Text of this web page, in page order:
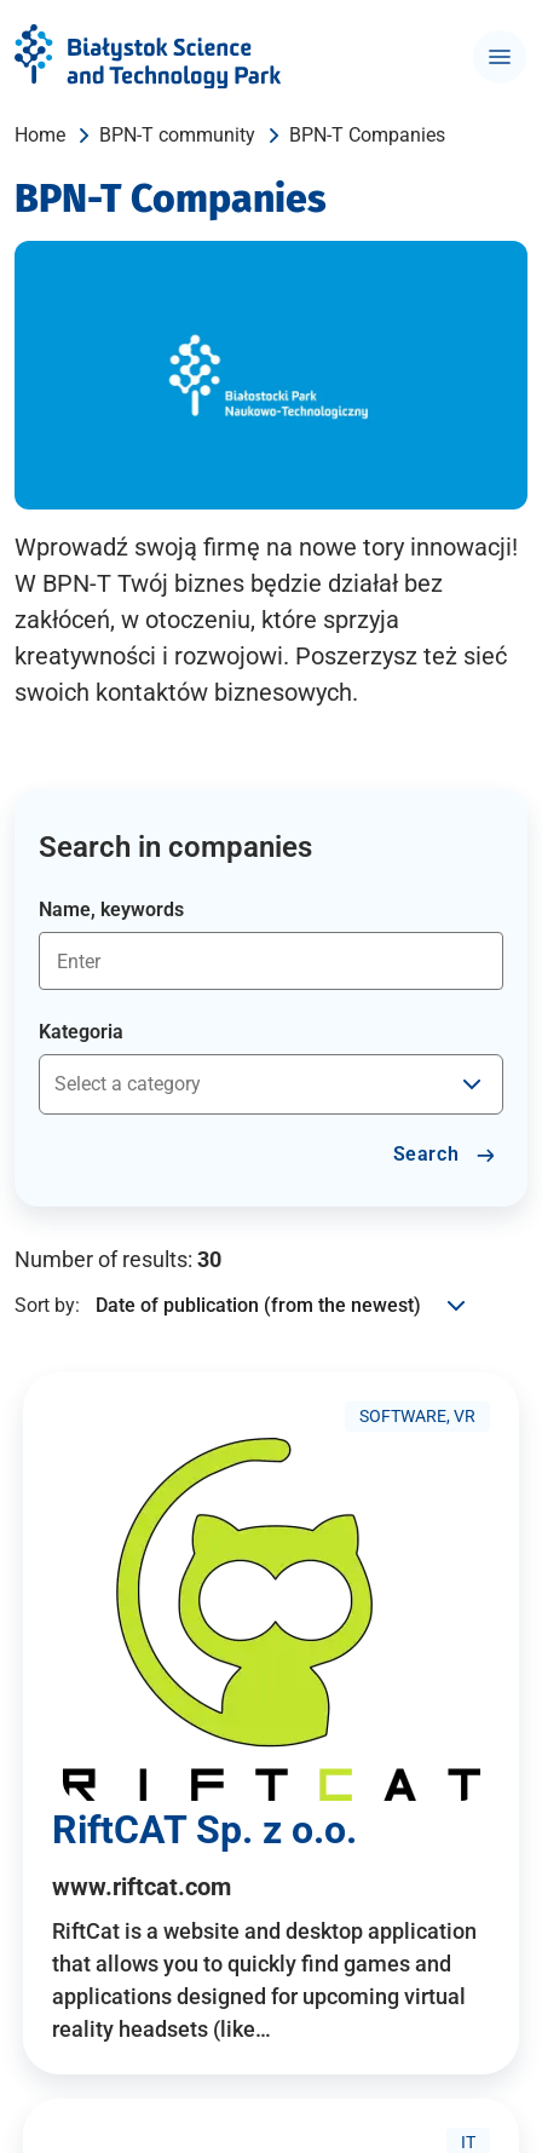
Home BPN-T community BPN-T Companies
BPN-T Companies
Wprowadź swoją firmę na nowe tory innowacji!
W BPN-T Twój biznes będzie działał bez
zakłóceń, w otoczeniu, które sprzyja
kreatywności i rozwojowi. Poszerzysz też sieć
swoich kontaktów biznesowych.
Search in companies
Name, keywords
Kategoria
Search
Number of results: 30
Sort by:
SOFTWARE, VR
RiftCAT Sp. z o.o.
www.riftcat.com
RiftCat is a website and desktop application
that allows you to quickly find games and
applications designed for upcoming virtual
reality headsets (like…
IT